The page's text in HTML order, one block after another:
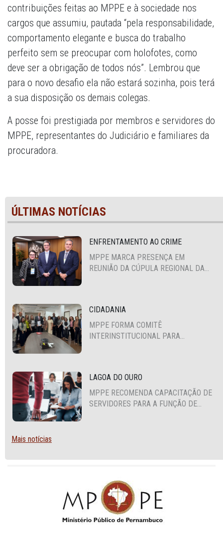
contribuições feitas ao MPPE e à sociedade nos
cargos que assumiu, pautada “pela responsabilidade,
comportamento elegante e busca do trabalho
perfeito sem se preocupar com holofotes, como
deve ser a obrigação de todos nós”. Lembrou que
para o novo desafio ela não estará sozinha, pois terá
a sua disposição os demais colegas.
A posse foi prestigiada por membros e servidores do
MPPE, representantes do Judiciário e familiares da
procuradora.
ÚLTIMAS NOTÍCIAS
ENFRENTAMENTO AO CRIME
MPPE MARCA PRESENÇA EM
REUNIÃO DA CÚPULA REGIONAL DA
CIDADANIA
MPPE FORMA COMITÊ
INTERINSTITUCIONAL PARA
LAGOA DO OURO
MPPE RECOMENDA CAPACITAÇÃO DE
SERVIDORES PARA A FUNÇÃO DE
Mais notícias